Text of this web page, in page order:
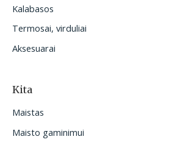
Kalabasos
Termosai, virduliai
Aksesuarai
Kita
Maistas
Maisto gaminimui